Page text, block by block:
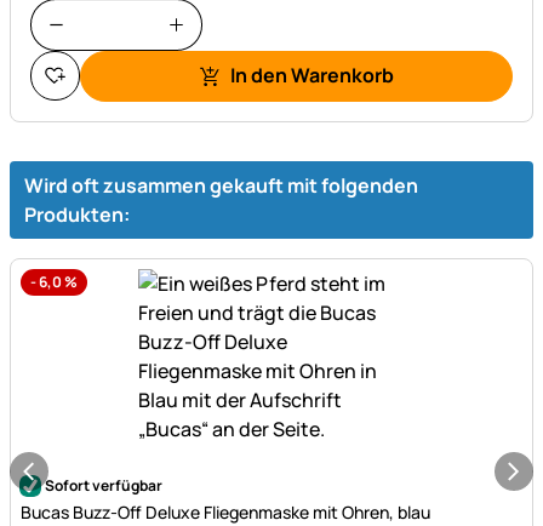
In den Warenkorb
Wird oft zusammen gekauft mit folgenden
Produkten:
-6,0%
Noch keine Bewertungen abgegeben
Sofort verfügbar
Bucas Buzz-Off Deluxe Fliegenmaske mit Ohren, blau